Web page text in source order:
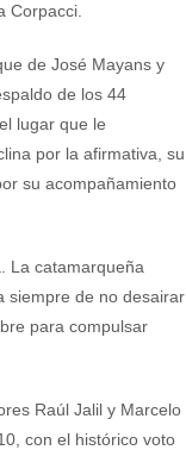
Corpacci.
de José Mayans y
de los 44
lugar que le
por la afirmativa, su
su acompañamiento
La catamarqueña
siempre de no desairar
para compulsar
Raúl Jalil y Marcelo
con el histórico voto